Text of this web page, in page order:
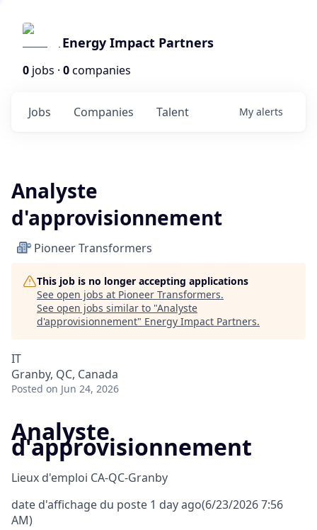
Energy Impact Partners
0 jobs · 0companies
Jobs Companies Talent My alerts
Analyste
d'approvisionnement
Pioneer Transformers
This job is no longer accepting applications
See open jobs at Pioneer Transformers.
See open jobs similar to "Analyste
d'approvisionnement" Energy Impact Partners.
IT
Granby, QC, Canada
Posted on Jun 24, 2026
Analyste
d'approvisionnement
Lieux d'emploi CA-QC-Granby
date d'affichage du poste 1 day ago(6/23/2026 7:56
AM)